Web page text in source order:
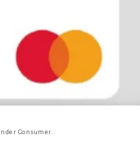
Consumer.